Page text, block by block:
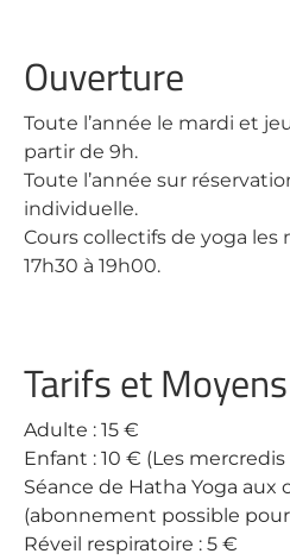
Ouverture
Toute l’année le mardi et
partir de 9h.
Toute l’année sur
individuelle.
Cours collectifs de yoga les
17h30 à 19h00.
Tarifs et
Adulte : 15 €
Enfant : 10 € (Les mercredis
Séance de Hatha Yoga aux
(abonnement possible
Réveil respiratoire : 5 €